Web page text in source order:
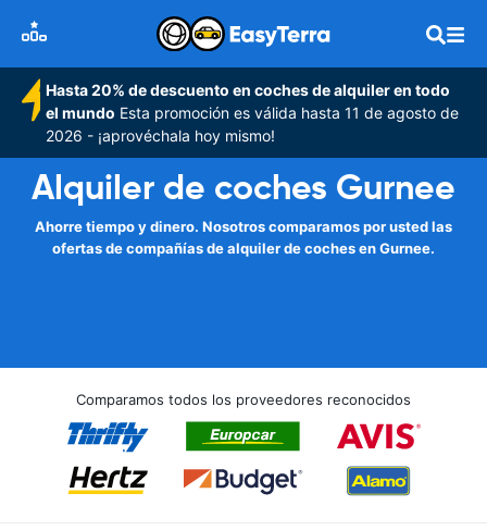
Hasta 20% de descuento en coches de alquiler en todo
el mundo Esta promoción es válida hasta 11 de agosto de
2026 - ¡aprovéchala hoy mismo!
Alquiler de coches Gurnee
Ahorre tiempo y dinero. Nosotros comparamos por usted las
ofertas de compañías de alquiler de coches en Gurnee.
Comparamos todos los proveedores reconocidos